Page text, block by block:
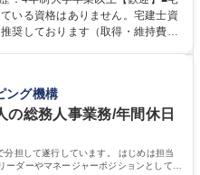
（各種費用支払、支払管理、請
請対応）・予算作成及び予実管
【営業事務】
完全週休2日
いる資格はありません。宅建士資
奨しております（取得・維持費用
ず、粘り強く業務に取り組める
築でき、期限を意識したスケジュ
（営業部門、コーポレート部門）
格 学歴：大学
ング機構
の総務人事業務/年間休日
担して遂行しています。 はじめは担当
ダーやマネージャーポジションとして活